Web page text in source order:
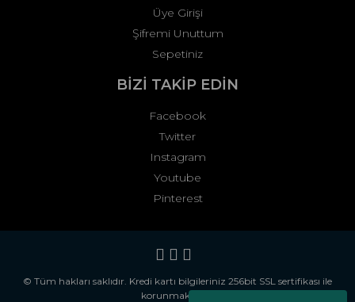
Üye Girişi
Şifremi Unuttum
Sepetiniz
BİZİ TAKİP EDİN
Facebook
Twitter
Instagram
Youtube
Pinterest
© Tüm hakları saklıdır. Kredi kartı bilgileriniz 256bit SSL sertifikası ile
korunmaktadır.